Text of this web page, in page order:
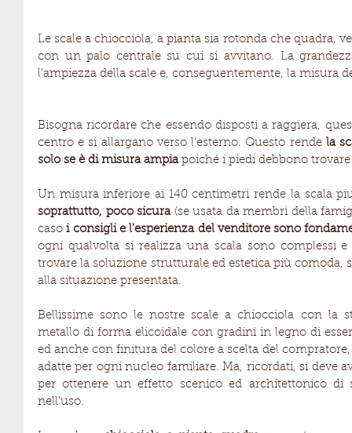
Le scale a chiocciola, a pianta sia rotonda che quadra,
con un palo centrale su cui si avvitano. La
l'ampiezza della scale e, conseguentemente, la misura
Bisogna ricordare che essendo disposti a raggiera,
centro e si allargano verso l'esterno. Questo rende la
solo se è di misura ampia poiché i piedi debbono
Un misura inferiore ai 140 centimetri rende la scala
soprattutto, poco sicura (se usata da membri della
caso i consigli e l'esperienza del venditore sono
ogni qualvolta si realizza una scala sono complessi
trovare la soluzione strutturale ed estetica più comoda,
alla situazione presentata.
Bellissime sono le nostre scale a chiocciola con la
metallo di forma elicoidale con gradini in legno di
ed anche con finitura del colore a scelta del
adatte per ogni nucleo familiare. Ma, ricordati, si deve
per ottenere un effetto scenico ed architettonico di
nell'uso.